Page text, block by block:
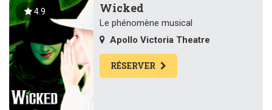
4.9 Wicked
Le phénomène musical
Apollo Victoria Theatre
RÉSERVER